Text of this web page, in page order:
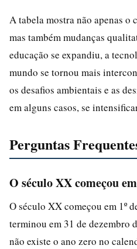
A tabela mostra não apenas
mas também mudanças
educação se expandiu, a
mundo se tornou mais
os desafios ambientais e as
em alguns casos, se
Perguntas
O século XX começou
O século XX começou em 1º
terminou em 31 de dezembro
não existe o ano zero no